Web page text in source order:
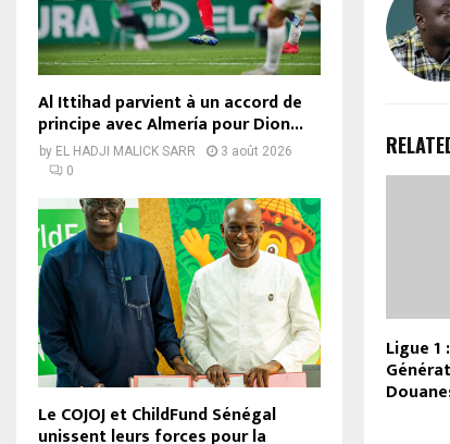
Ligue 1
Al Ittihad parvient à un accord de
principe avec Almería pour Dion...
by EL HADJI MALICK SARR
3 août 2026
0
Le COJOJ et ChildFund Sénégal
unissent leurs forces pour la